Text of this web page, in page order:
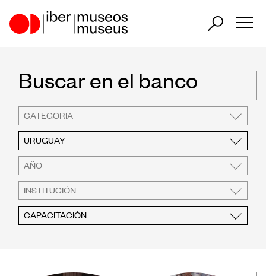
Nuestro papel en el sector
Nuestra Actuación
Países Participantes
Buscar en el banco
CATEGORIA
URUGUAY
AÑO
INSTITUCIÓN
CAPACITACIÓN